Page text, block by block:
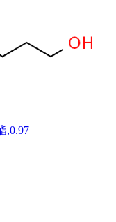
,0.97